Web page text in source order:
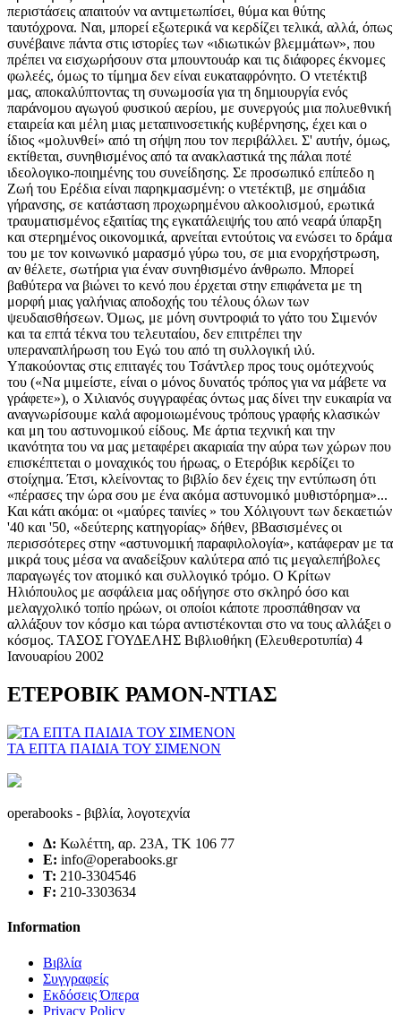
ΕΤΕΡΟΒΙΚ ΡΑΜΟΝ-ΝΤΙΑΣ
ΤΑ ΕΠΤΑ ΠΑΙΔΙΑ ΤΟΥ ΣΙΜΕΝΟΝ
operabooks - βιβλία, λογοτεχνία
Δ: Κωλέττη, αρ. 23Α, ΤΚ 106 77
E: info@operabooks.gr
Τ: 210-3304546
F: 210-3303634
Information
Βιβλία
Συγγραφείς
Εκδόσεις Όπερα
Privacy Policy